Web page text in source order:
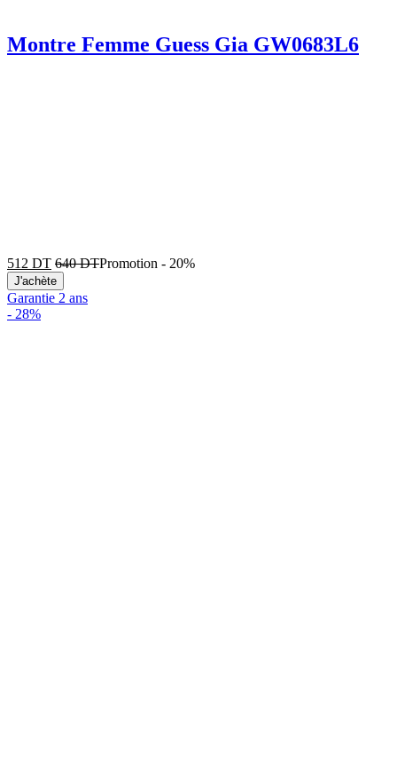
Montre Femme Guess Gia GW0683L6
512 DT 640DTPromotion - 20%
J'achète
Garantie 2 ans
- 28%